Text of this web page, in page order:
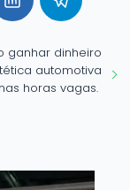
ganhar dinheiro
automotiva
nas horas vagas.